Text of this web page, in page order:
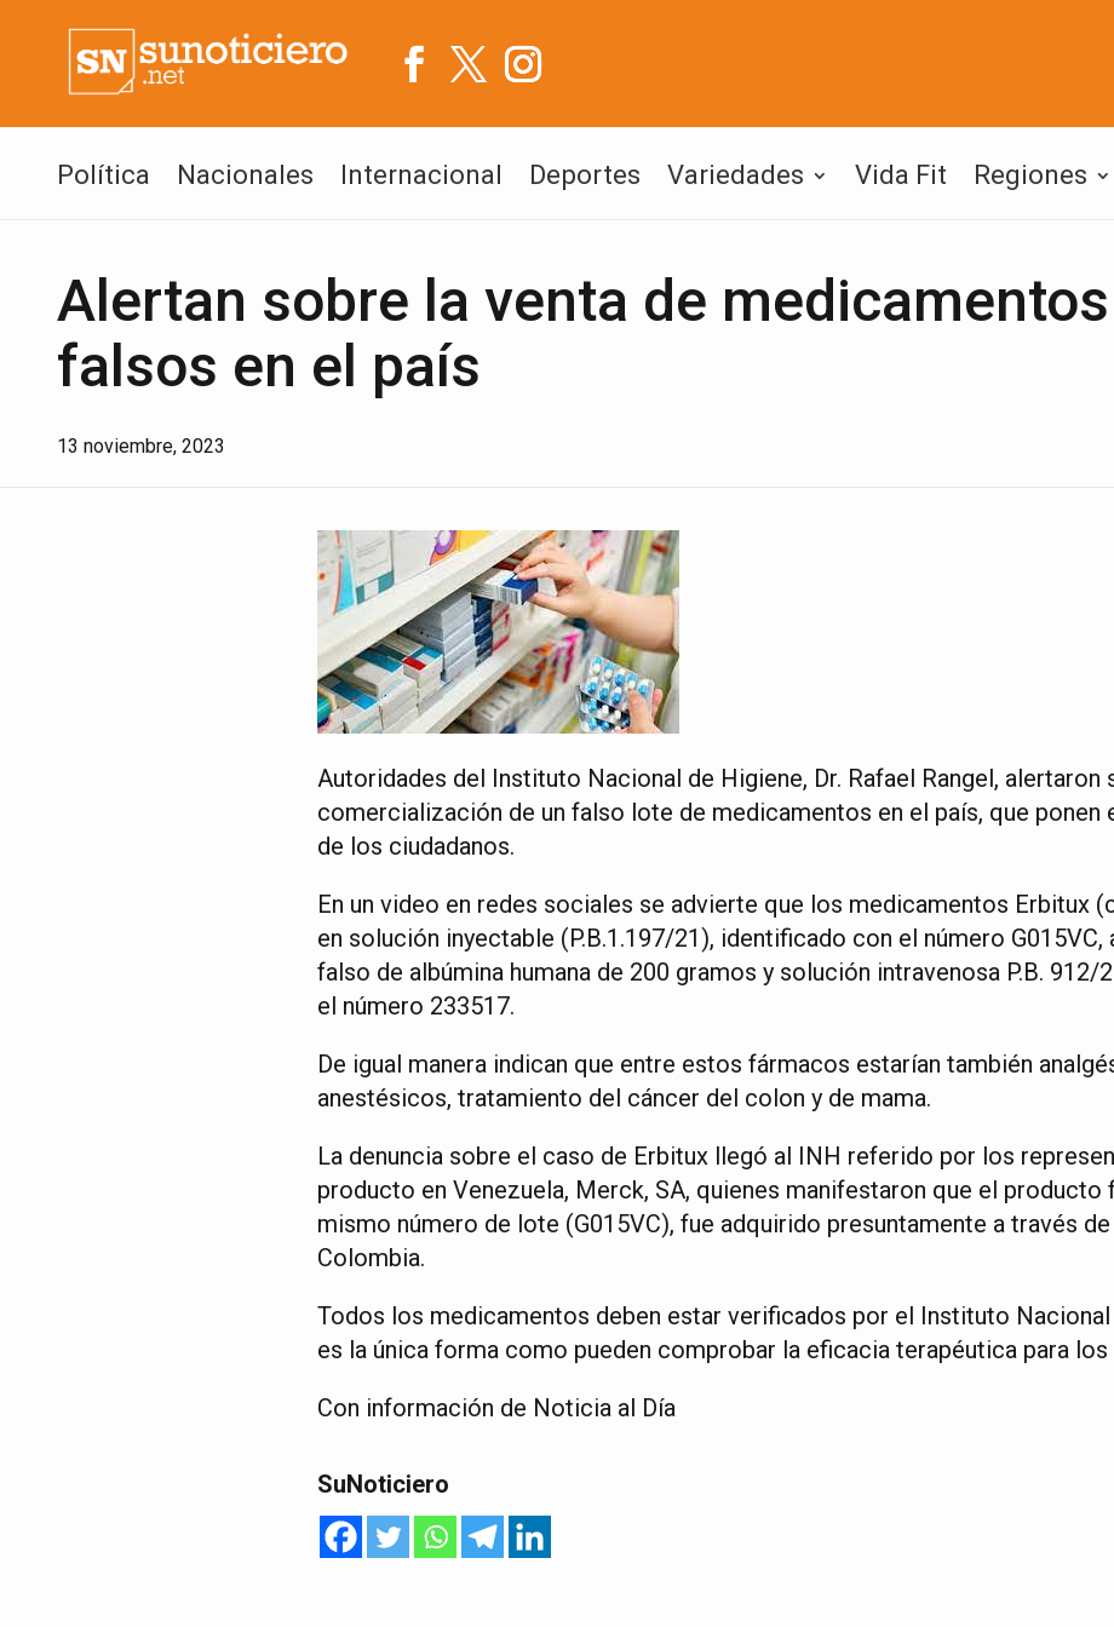
Política Nacionales Internacional Deportes Variedades Vida Fit Regiones
Alertan sobre la venta de medicamentos
falsos en el país
13 noviembre, 2023
Autoridades del Instituto Nacional de Higiene, Dr. Rafael Rangel, alertaron
comercialización de un falso lote de medicamentos en el país, que ponen
de los ciudadanos.
En un video en redes sociales se advierte que los medicamentos Erbitux
en solución inyectable (P.B.1.197/21), identificado con el número
falso de albúmina humana de 200 gramos y solución intravenosa P.B. 912/
el número 233517.
De igual manera indican que entre estos fármacos estarían también
anestésicos, tratamiento del cáncer del colon y de mama.
La denuncia sobre el caso de Erbitux llegó al INH referido por los
producto en Venezuela, Merck, SA, quienes manifestaron que el producto
mismo número de lote (G015VC), fue adquirido presuntamente a través
Colombia.
Todos los medicamentos deben estar verificados por el Instituto Nacional
es la única forma como pueden comprobar la eficacia terapéutica para los
Con información de Noticia al Día
SuNoticiero